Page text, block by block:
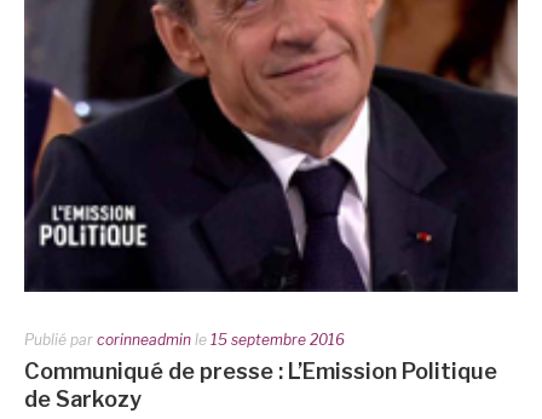
Publié par corinneadmin le 15 septembre 2016
Communiqué de presse : L’Emission Politique
de Sarkozy